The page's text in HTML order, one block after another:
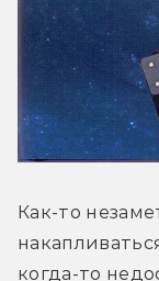
Как-то
когда-то